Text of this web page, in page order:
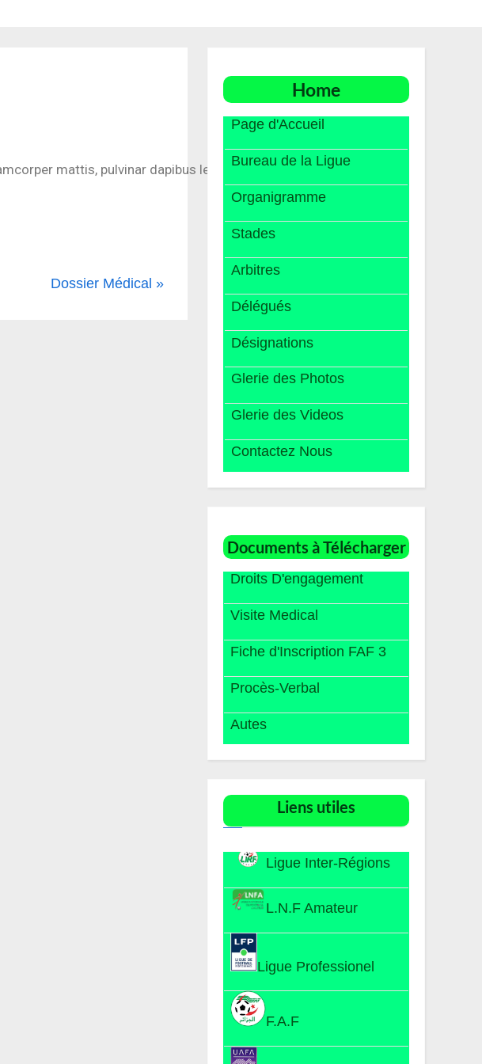
mattis, pulvinar dapibus leo.
Dossier Médical
Home
Page d'Accueil
Bureau de la Ligue
Organigramme
Stades
Arbitres
Délégués
Désignations
Glerie des Photos
Glerie des Videos
Contactez Nous
Documents à Télécharger
Droits D'engagement
Visite Medical
Fiche d'Inscription FAF 3
Procès-Verbal
Autes
Liens utiles​
Ligue Inter-Régions
L.N.F Amateur
Ligue Professionel
F.A.F